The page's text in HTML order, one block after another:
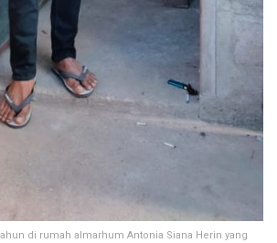
di rumah almarhum Antonia Siana Herin yang